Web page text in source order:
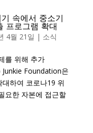
속에서 중소기
프로그램 확대
4월 21일 | 소식
를 위해 추가
Foundation은
하여 코로나19 위
요한 자본에 접근할